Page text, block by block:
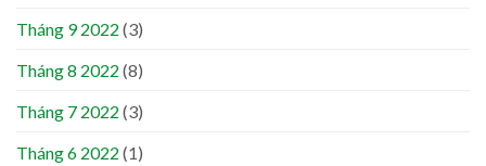
Tháng 9 2022 (3)
Tháng 8 2022 (8)
Tháng 7 2022 (3)
Tháng 6 2022 (1)